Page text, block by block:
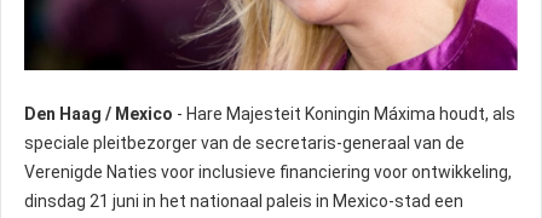
Den Haag / Mexico - Hare Majesteit Koningin Máxima houdt, als
speciale pleitbezorger van de secretaris-generaal van de
Verenigde Naties voor inclusieve financiering voor ontwikkeling,
dinsdag 21 juni in het nationaal paleis in Mexico-stad een